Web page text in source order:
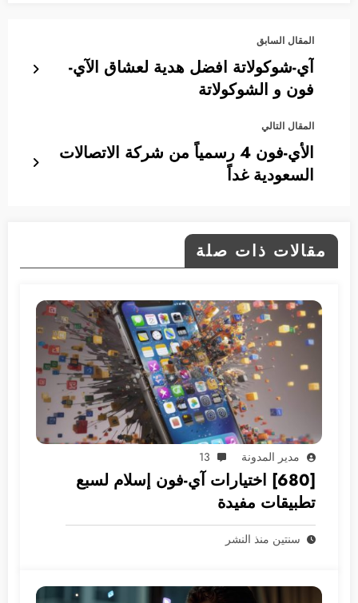
المقال السابق
آي-شوكولاتة افضل هدية لعشاق الآي-
فون و الشوكولاتة
المقال التالي
الأي-فون 4 رسمياً من شركة الاتصالات
السعودية غداً
مقالات ذات صلة
مدير المدونة 13
[680] اختيارات آي-فون إسلام لسبع
تطبيقات مفيدة
سنتين منذ النشر